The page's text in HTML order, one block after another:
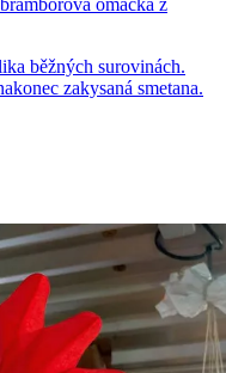
běžných surovinách.
zakysaná smetana.